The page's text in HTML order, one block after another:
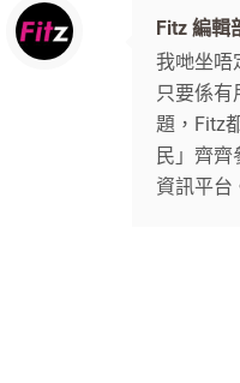
Fitz 編輯
我哋坐唔
只要係有
題，Fitz
民」齊
資訊平台